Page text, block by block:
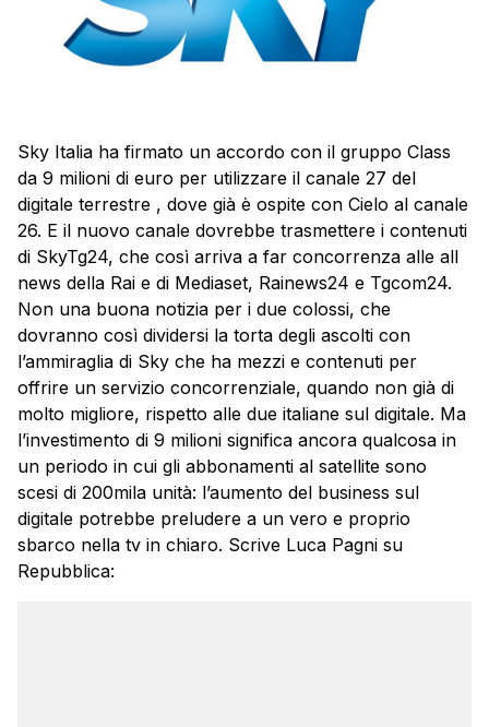
Sky Italia ha firmato un accordo con il gruppo Class
da 9 milioni di euro per utilizzare il canale 27 del
digitale terrestre , dove già è ospite con Cielo al canale
26. E il nuovo canale dovrebbe trasmettere i contenuti
di SkyTg24, che così arriva a far concorrenza alle all
news della Rai e di Mediaset, Rainews24 e Tgcom24.
Non una buona notizia per i due colossi, che
dovranno così dividersi la torta degli ascolti con
l’ammiraglia di Sky che ha mezzi e contenuti per
offrire un servizio concorrenziale, quando non già di
molto migliore, rispetto alle due italiane sul digitale. Ma
l’investimento di 9 milioni significa ancora qualcosa in
un periodo in cui gli abbonamenti al satellite sono
scesi di 200mila unità: l’aumento del business sul
digitale potrebbe preludere a un vero e proprio
sbarco nella tv in chiaro. Scrive Luca Pagni su
Repubblica: